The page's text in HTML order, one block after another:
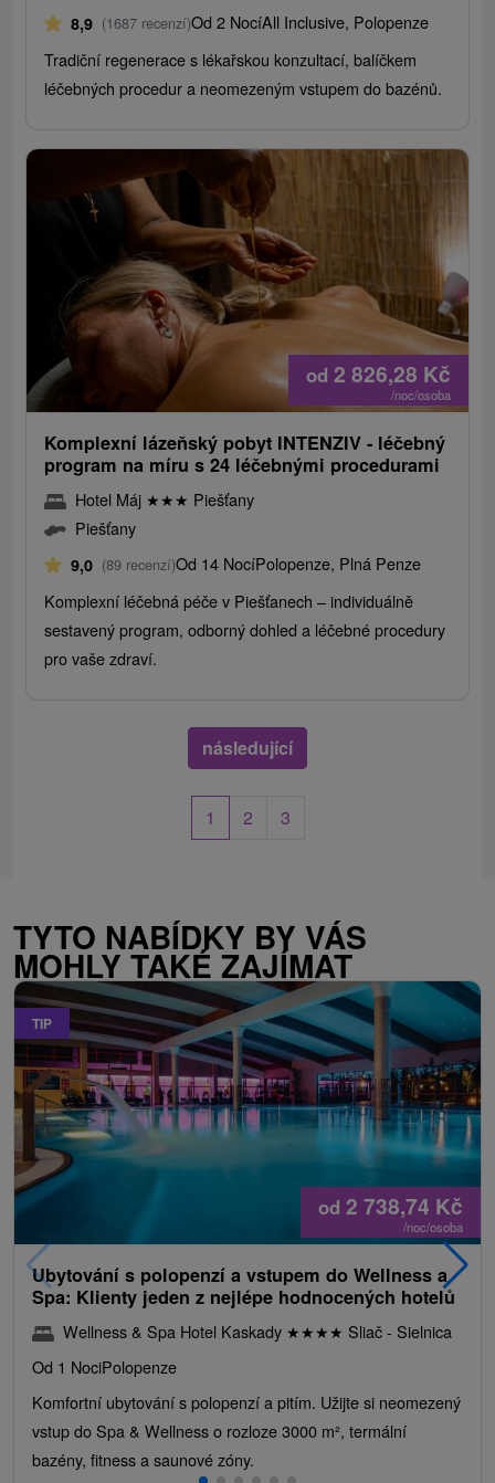
8,9 (1687 recenzí)Od 2 NocíAll Inclusive, Polopenze
Tradiční regenerace s lékařskou konzultací, balíčkem
léčebných procedur a neomezeným vstupem do bazénů.
od 2 826,28 Kč
/noc/osoba
Komplexní lázeňský pobyt INTENZIV - léčebný
program na míru s 24 léčebnými procedurami
Hotel Máj ★★★ Piešťany
Piešťany
9,0 (89 recenzí)Od 14 NocíPolopenze, Plná Penze
Komplexní léčebná péče v Piešťanech – individuálně
sestavený program, odborný dohled a léčebné procedury
pro vaše zdraví.
následující
1 2 3
TYTO NABÍDKY BY VÁS
MOHLY TAKÉ ZAJÍMAT
TIP
od 2 738,74 Kč
/noc/osoba
Ubytování s polopenzí a vstupem do Wellness a
Spa: Klienty jeden z nejlépe hodnocených hotelů
Wellness & Spa Hotel Kaskady ★★★★ Sliač - Sielnica
Od 1 NociPolopenze
Komfortní ubytování s polopenzí a pitím. Užijte si neomezený
vstup do Spa & Wellness o rozloze 3000 m², termální
bazény, fitness a saunové zóny.